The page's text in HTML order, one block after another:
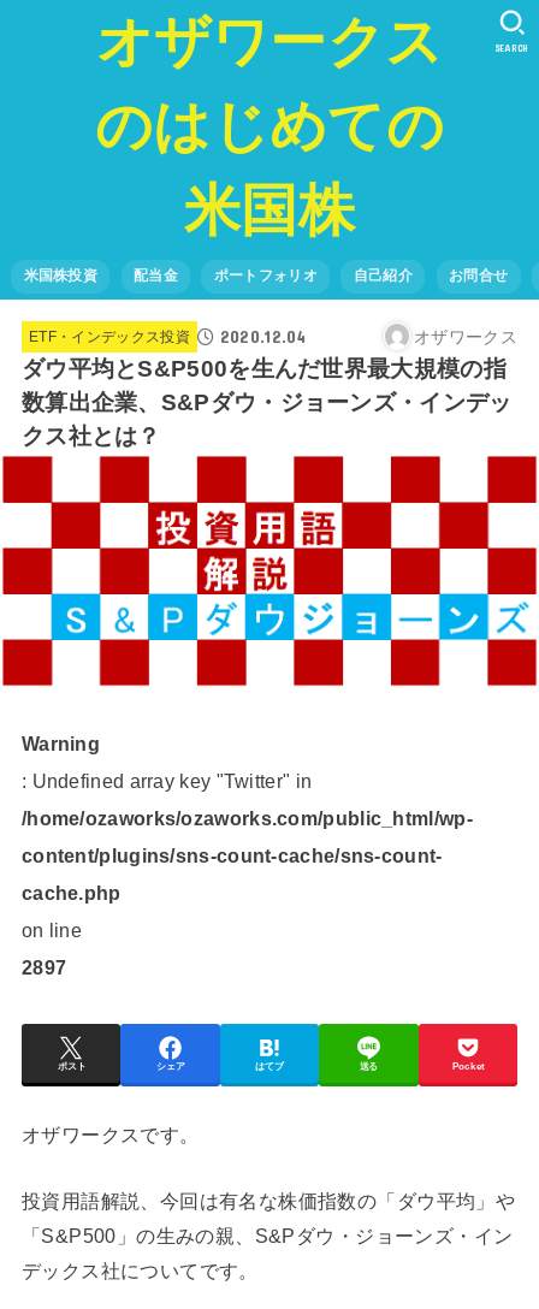
オザワークス
のはじめての
米国株
米国株投資 配当金 ポートフォリオ 自己紹介 お問合せ
SEARCH
ETF・インデックス投資 2020.12.04 オザワークス
ダウ平均とS&P500を生んだ世界最大規模の指
数算出企業、S&Pダウ・ジョーンズ・インデッ
クス社とは？
Warning
: Undefined array key "Twitter" in
/home/ozaworks/ozaworks.com/public_html/wp-
content/plugins/sns-count-cache/sns-count-
cache.php
on line
2897
ポスト シェア はてブ 送る Pocket
オザワークスです。
投資用語解説、今回は有名な株価指数の「ダウ平均」や
「S&P500」の生みの親、S&Pダウ・ジョーンズ・イン
デックス社についてです。